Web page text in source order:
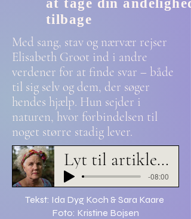
at tage din åndelighed
tilbage
Med sang, stav og nærvær rejser
Elisabeth Groot ind i andre
verdener for at finde svar – både
til sig selv og dem, der søger
hendes hjælp. Hun sejder i
naturen, hvor forbindelsen til
noget større stadig lever.
Lyt til artiklen her
-08:00
Tekst: Ida Dyg Koch & Sara Kaare
Foto: Kristine Bojsen